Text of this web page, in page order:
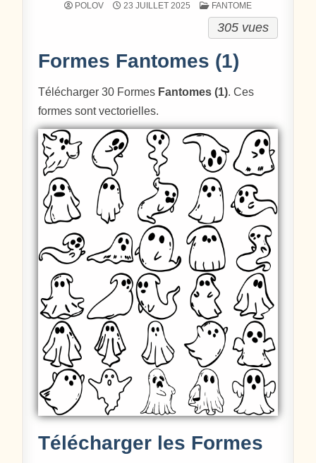
POLOV 23 JUILLET 2025 POSTÉ DANS
FANTOME
305 vues
Formes Fantomes (1)
Télécharger 30 Formes Fantomes (1). Ces
formes sont vectorielles.
Télécharger les Formes